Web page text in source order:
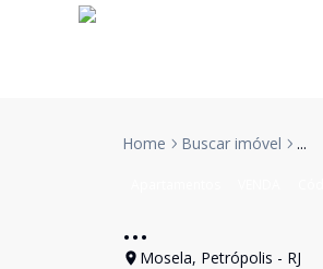
Home Buscar imóvel ...
...
Mosela, Petrópolis - RJ